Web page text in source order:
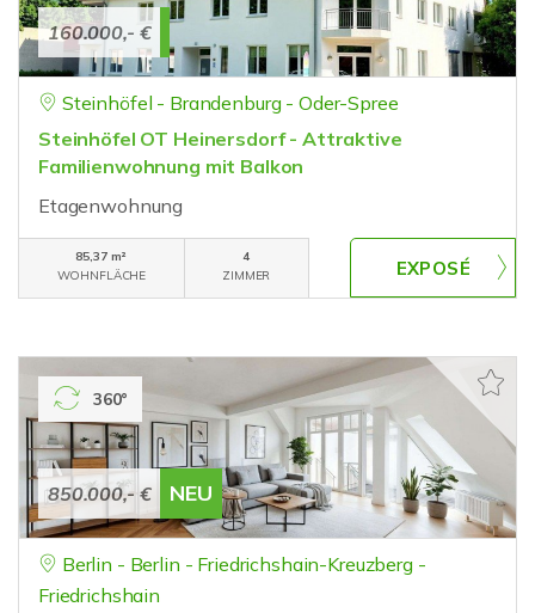
160.000,- €
Steinhöfel - Brandenburg - Oder-Spree
Steinhöfel OT Heinersdorf - Attraktive
Familienwohnung mit Balkon
Etagenwohnung
85,37 m²
WOHNFLÄCHE
4
ZIMMER
850.000,- € NEU
360°
Berlin - Berlin - Friedrichshain-Kreuzberg -
Friedrichshain